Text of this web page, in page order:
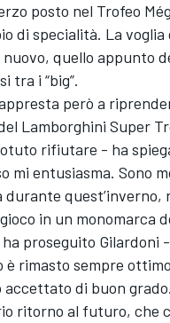
posto nel Trofeo
di specialità. La
quello appunto
tra i “big”.
però a
Lamborghini Super
rifiutare - ha
mi entusiasma. Sono
quest’inverno,
in un
proseguito Gilardoni
rimasto sempre
di buon
ritorno al futuro, che